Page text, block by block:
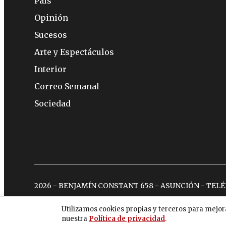
Utilizamos cookies propias y terceros para
nuestra Política de privacidad.
Opinión
Sucesos
Arte y Espectáculos
Interior
Correo Semanal
Sociedad
2026 - BENJAMÍN CONSTANT 658 - ASUNCIÓN -